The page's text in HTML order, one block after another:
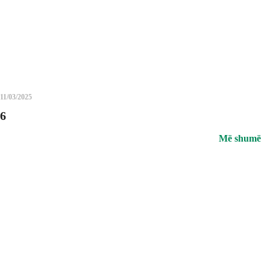
11/03/2025
6
Më shumë